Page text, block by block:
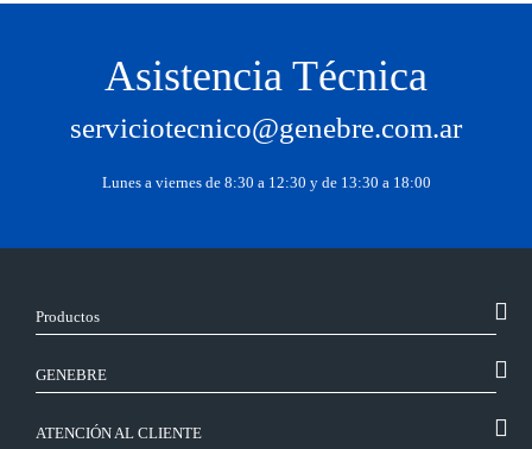
Asistencia Técnica
serviciotecnico@genebre.com.ar
Lunes a viernes de 8:30 a 12:30 y de 13:30 a 18:00
Productos
GENEBRE
ATENCIÓN AL CLIENTE